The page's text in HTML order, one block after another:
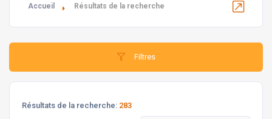
Accueil Résultats de la recherche
Filtres
Résultats de la recherche: 283